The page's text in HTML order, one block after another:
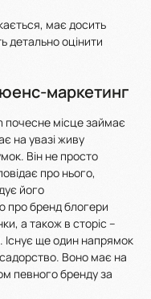
має досить
детально оцінити
маркетинг
місце займає
на увазі живу
Він не просто
про нього,
його
про бренд блогери
а також в сторіс –
Існує ще один напрямок
Воно має на
певного бренду за